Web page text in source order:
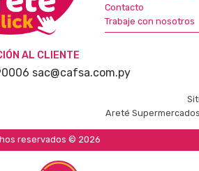
Contacto
Trabaje con nosotros
AL CLIENTE
sac@cafsa.com.py
Areté
reservados © 2026